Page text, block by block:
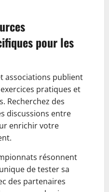
pour les
associations publient
pratiques et
Recherchez des
discussions entre
enrichir votre
résonnent
de tester sa
des partenaires